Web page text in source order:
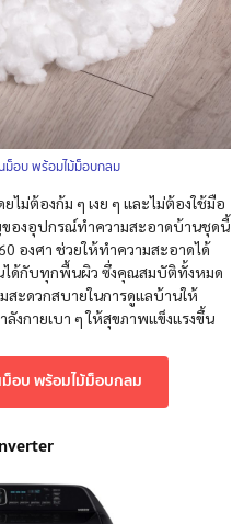
ม็อบ พร้อมไม้ม็อบกลม
ม่ต้องก้ม ๆ เงย ๆ และไม่ต้องใช้มือ
องอุปกรณ์ทำความสะอาดบ้านชุดนี้
องศา ช่วยให้ทำความสะอาดได้
นได้กับทุกพื้นผิว ซึ่งคุณสมบัติทั้งหมด
ะดวกสบายในการดูแลบ้านให้
งกายเบา ๆ ให้สุขภาพแข็งแรงขึ้น
อบ พร้อมไม้ม็อบกลม